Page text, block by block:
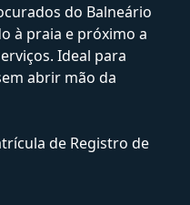
do Balneário
à praia e próximo a
Ideal para
abrir mão da
de Registro de